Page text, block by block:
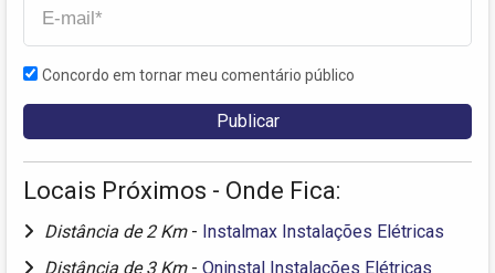
Concordo em tornar meu comentário público
Locais Próximos - Onde Fica:
Distância de 2 Km - Instalmax Instalações Elétricas
Distância de 3 Km - Oninstal Instalações Elétricas